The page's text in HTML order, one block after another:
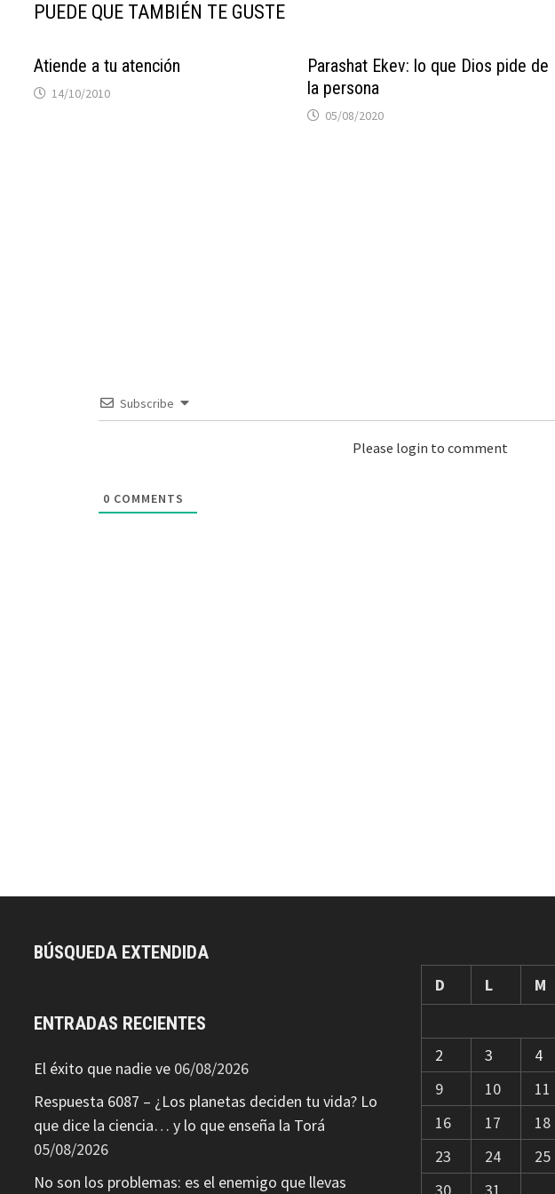
PUEDE QUE TAMBIÉN TE GUSTE
Atiende a tu atención
14/10/2010
Parashat Ekev: lo que Dios pide de
la persona
05/08/2020
Subscribe
Please login to comment
0 COMMENTS
BÚSQUEDA EXTENDIDA
ENTRADAS RECIENTES
El éxito que nadie ve 06/08/2026
Respuesta 6087 – ¿Los planetas deciden tu vida? Lo
que dice la ciencia… y lo que enseña la Torá
05/08/2026
No son los problemas: es el enemigo que llevas
D
L M
2
3 4
9
10 11
16
17 18
23
24 25